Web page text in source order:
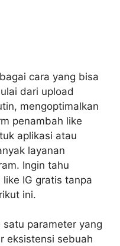
cara yang bisa
dari upload
mengoptimalkan
penambah like
aplikasi atau
layanan
Ingin tahu
IG gratis tanpa
ini.
parameter yang
eksistensi sebuah